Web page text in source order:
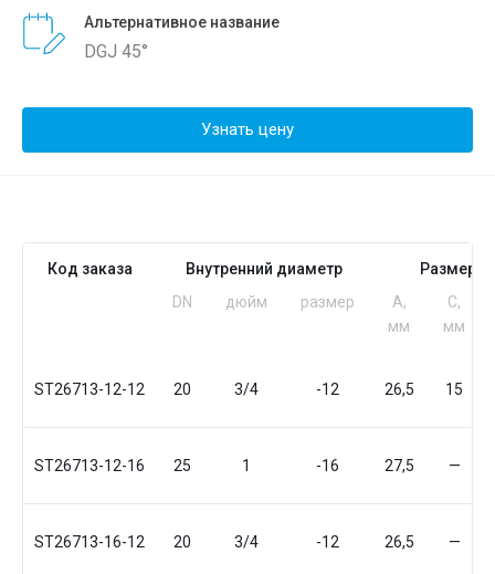
Альтернативное название
DGJ 45°
Узнать цену
Код заказа Внутренний диаметр
Размеры
DN
дюйм размер
A,
мм
C,
мм
ST26713-12-12 20 3/4 -12 26,5 15
ST26713-12-16 25 1 -16 27,5 —
ST26713-16-12 20 3/4 -12 26,5 —